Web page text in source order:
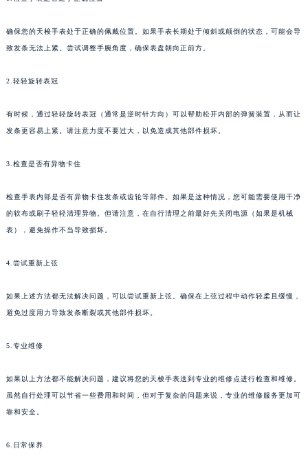
确保您的天梭手表处于正确的佩戴位置。如果手表长期处于倾斜或颠倒的状态，可能会导
致发条无法上紧。尝试调整手腕角度，确保表盘朝向正前方。
2.轻轻旋转表冠
有时候，通过轻轻旋转表冠（通常是逆时针方向）可以帮助松开内部的弹簧装置，从而让
发条更容易上紧。请注意力度不要过大，以免造成其他部件损坏。
3.检查是否有异物卡住
检查手表内部是否有异物卡住发条或齿轮等部件。如果是这种情况，您可能需要使用干净
的软布或刷子轻轻清理异物。但请注意，在自行清理之前最好先关闭电源（如果是机械
表），避免操作不当导致损坏。
4.尝试重新上弦
如果上述方法都无法解决问题，可以尝试重新上弦。确保在上弦过程中动作轻柔且缓慢，
避免过度用力导致发条断裂或其他部件损坏。
5.专业维修
如果以上方法都不能解决问题，建议将您的天梭手表送到专业的维修点进行检查和维修。
虽然自行处理可以节省一些费用和时间，但对于复杂的问题来说，专业的维修服务更加可
靠和安全。
6.日常保养